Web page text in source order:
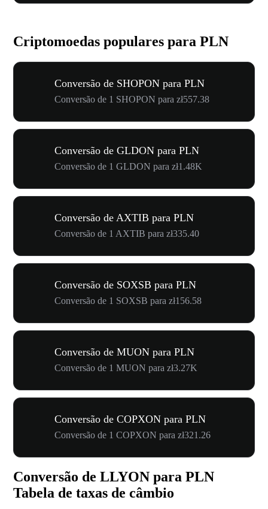
Criptomoedas populares para PLN
Conversão de SHOPON para PLN
Conversão de 1 SHOPON para zł557.38
Conversão de GLDON para PLN
Conversão de 1 GLDON para zł1.48K
Conversão de AXTIB para PLN
Conversão de 1 AXTIB para zł335.40
Conversão de SOXSB para PLN
Conversão de 1 SOXSB para zł156.58
Conversão de MUON para PLN
Conversão de 1 MUON para zł3.27K
Conversão de COPXON para PLN
Conversão de 1 COPXON para zł321.26
Conversão de LLYON para PLN
Tabela de taxas de câmbio